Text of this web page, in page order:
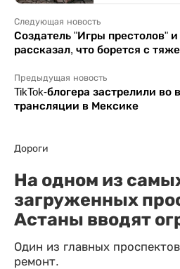
Следующая новость
Создатель "Игры престолов"
рассказал, что борется с
Предыдущая новость
TikTok-блогера застрелили во
трансляции в Мексике
Дороги
На одном из
загруженных
Астаны вводят
Один из главных
ремонт.